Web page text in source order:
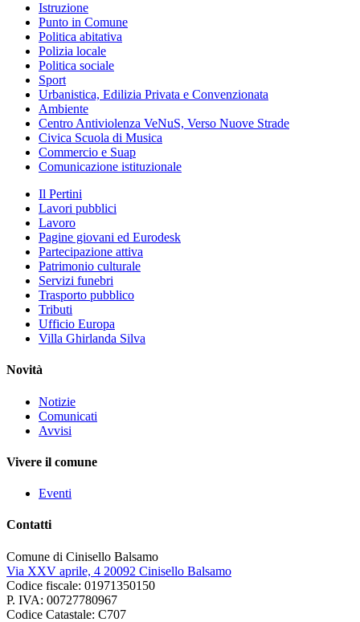
Istruzione
Punto in Comune
Politica abitativa
Polizia locale
Politica sociale
Sport
Urbanistica, Edilizia Privata e Convenzionata
Ambiente
Centro Antiviolenza VeNuS, Verso Nuove Strade
Civica Scuola di Musica
Commercio e Suap
Comunicazione istituzionale
Il Pertini
Lavori pubblici
Lavoro
Pagine giovani ed Eurodesk
Partecipazione attiva
Patrimonio culturale
Servizi funebri
Trasporto pubblico
Tributi
Ufficio Europa
Villa Ghirlanda Silva
Novità
Notizie
Comunicati
Avvisi
Vivere il comune
Eventi
Contatti
Comune di Cinisello Balsamo
Via XXV aprile, 4 20092 Cinisello Balsamo
Codice fiscale: 01971350150
P. IVA: 00727780967
Codice Catastale: C707